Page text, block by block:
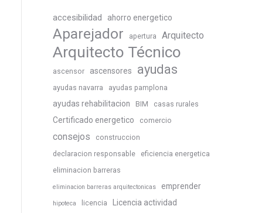
accesibilidad ahorro energetico
Aparejador apertura Arquitecto
Arquitecto Técnico
ascensor ascensores ayudas
ayudas navarra ayudas pamplona
ayudas rehabilitacion BIM casas rurales
Certificado energetico comercio
consejos
construccion
declaracion responsable
eficiencia energetica
eliminacion barreras
eliminacion barreras arquitectonicas emprender
hipoteca licencia Licencia actividad